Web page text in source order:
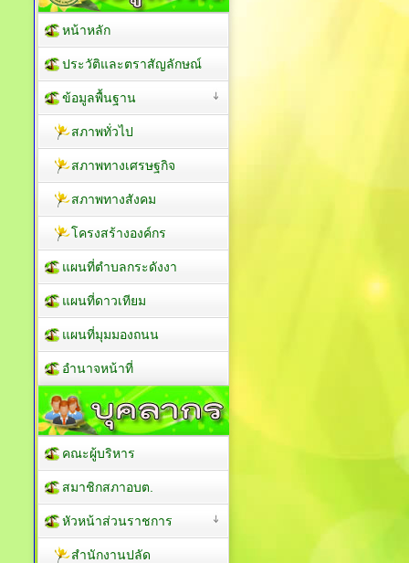
หน้าหลัก
ประวัติและตราสัญลักษณ์
ข้อมูลพื้นฐาน
สภาพทั่วไป
สภาพทางเศรษฐกิจ
สภาพทางสังคม
โครงสร้างองค์กร
แผนที่ตำบลกระดังงา
แผนที่ดาวเทียม
แผนที่มุมมองถนน
อำนาจหน้าที่
คณะผู้บริหาร
สมาชิกสภาอบต.
หัวหน้าส่วนราชการ
สำนักงานปลัด